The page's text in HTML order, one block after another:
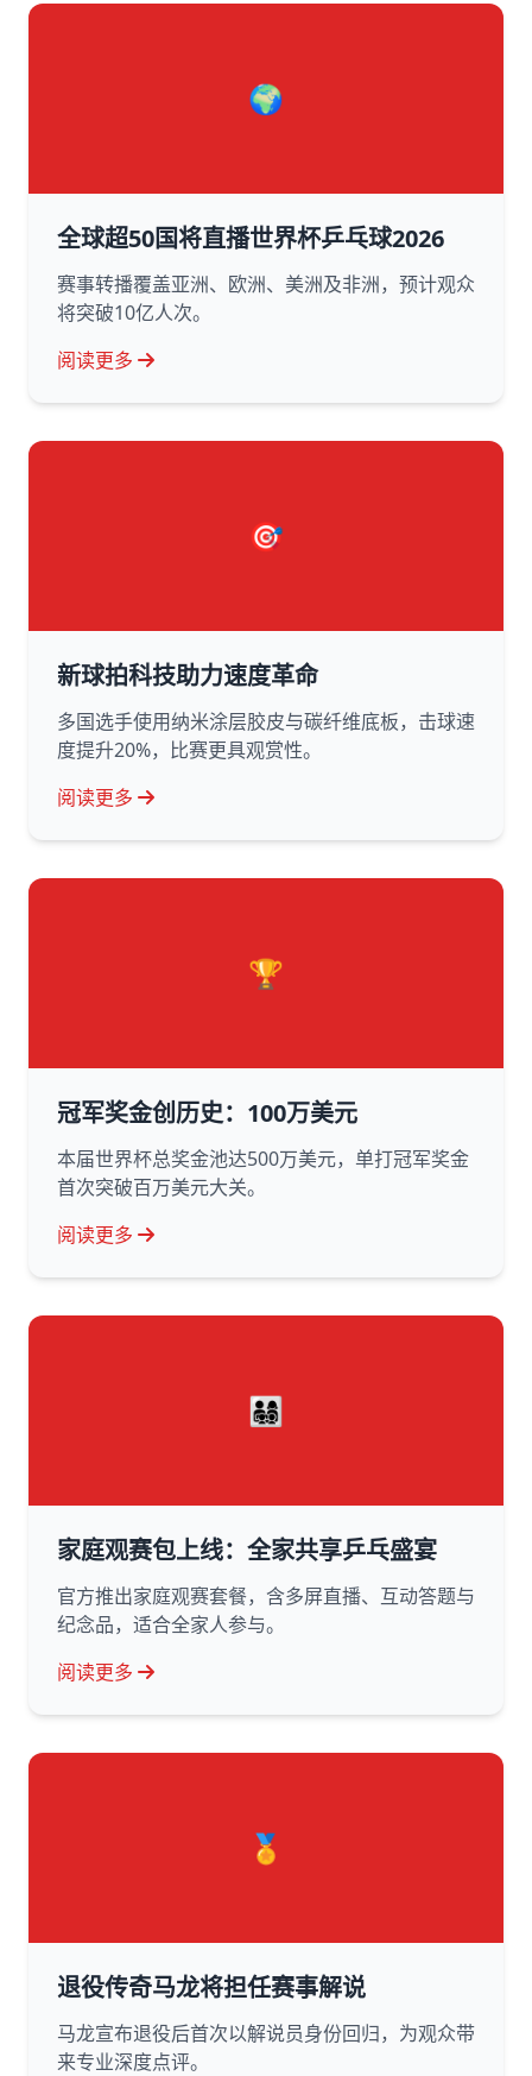
🌍
全球超50国将直播世界杯乒乓球2026
赛事转播覆盖亚洲、欧洲、美洲及非洲，预计观众
将突破10亿人次。
阅读更多
🎯
新球拍科技助力速度革命
多国选手使用纳米涂层胶皮与碳纤维底板，击球速
度提升20%，比赛更具观赏性。
阅读更多
🏆
冠军奖金创历史：100万美元
本届世界杯总奖金池达500万美元，单打冠军奖金
首次突破百万美元大关。
阅读更多
👨‍👩‍👧‍👦
家庭观赛包上线：全家共享乒乓盛宴
官方推出家庭观赛套餐，含多屏直播、互动答题与
纪念品，适合全家人参与。
阅读更多
🏅
退役传奇马龙将担任赛事解说
马龙宣布退役后首次以解说员身份回归，为观众带
来专业深度点评。